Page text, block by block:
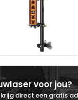
voor jou?
direct een gratis